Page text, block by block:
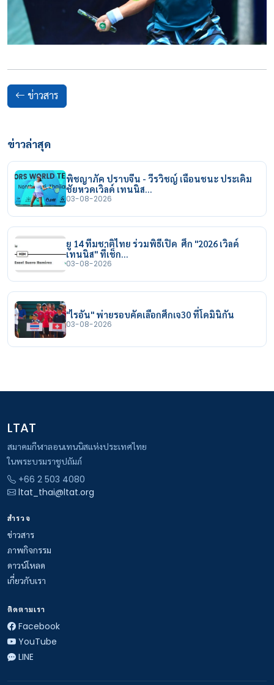
ข่าวสาร
ข่าวล่าสุด
พิชญาภัค ปราบจีน - วีรวิชญ์ เฉือนชนะ ประเดิม
ชัยหวดเวิลด์ เทนนิส…
03-08-2026
ยู 14 ทีมชาติไทย ร่วมพิธีเปิด ศึก "2026 เวิลด์
เทนนิส" ที่เช็ก…
03-08-2026
"ไรอัน" พ่ายรอบคัดเลือกศึกเจ30 ที่โดมินิกัน
03-08-2026
LTAT
สมาคมกีฬาลอนเทนนิสแห่งประเทศไทย
ในพระบรมราชูปถัมภ์
+66 2 503 4080
ltat_thai@ltat.org
สำรวจ
ข่าวสาร
ภาพกิจกรรม
ดาวน์โหลด
เกี่ยวกับเรา
ติดตามเรา
Facebook
YouTube
LINE